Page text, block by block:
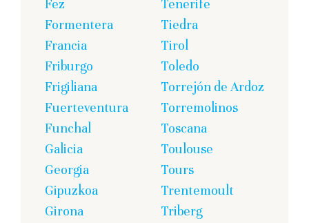
Fez
Formentera
Francia
Friburgo
Frigiliana
Fuerteventura
Funchal
Galicia
Georgia
Gipuzkoa
Girona
Tenerife
Tiedra
Tirol
Toledo
Torrejón de Ardoz
Torremolinos
Toscana
Toulouse
Tours
Trentemoult
Triberg